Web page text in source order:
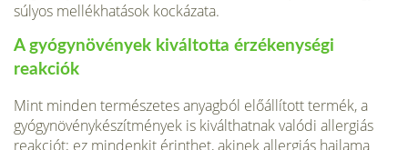
súlyos mellékhatások kockázata.
A gyógynövények kiváltotta érzékenységi
reakciók
Mint minden természetes anyagból előállított termék, a
gyógy­növénykészítmények is kiválthatnak valódi allergiás
reakciót; ez mindenkit érinthet, akinek allergiás hajlama